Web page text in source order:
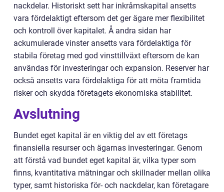
nackdelar. Historiskt sett har inkråmskapital ansetts
vara fördelaktigt eftersom det ger ägare mer flexibilitet
och kontroll över kapitalet. Å andra sidan har
ackumulerade vinster ansetts vara fördelaktiga för
stabila företag med god vinsttillväxt eftersom de kan
användas för investeringar och expansion. Reserver har
också ansetts vara fördelaktiga för att möta framtida
risker och skydda företagets ekonomiska stabilitet.
Avslutning
Bundet eget kapital är en viktig del av ett företags
finansiella resurser och ägarnas investeringar. Genom
att förstå vad bundet eget kapital är, vilka typer som
finns, kvantitativa mätningar och skillnader mellan olika
typer, samt historiska för- och nackdelar, kan företagare